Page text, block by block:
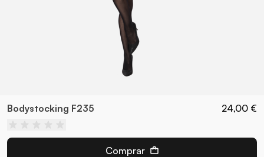
Bodystocking F235 24,00 €
Comprar